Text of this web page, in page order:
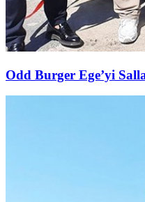
Odd Burger Ege’yi